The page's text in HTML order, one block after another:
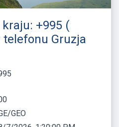
+995 (
telefonu Gruzja
GEO